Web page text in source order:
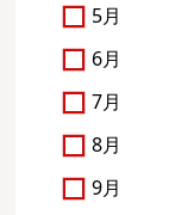
5月
6月
7月
8月
9月